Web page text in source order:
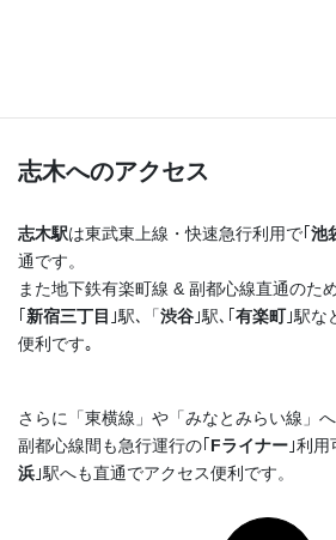
志木へのアクセス
志木駅は東武東上線・快速急行利用で｢ 池
通です。
また地下鉄有楽町線 & 副都心線直通のため
新宿三丁目 ｣駅､「渋谷 ｣駅､｢ 有楽町｣駅な
便利です｡
さらに「東横線」や「みなとみらい線」
副都心線間も急行運行の｢ Fライナー ｣利用
浜 ｣駅へも直通でアクセス便利です。